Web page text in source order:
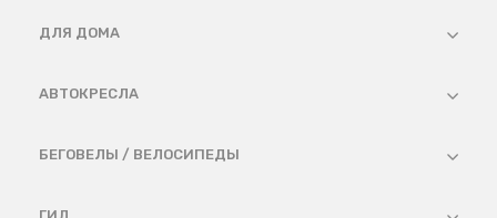
ДЛЯ ДОМА
АВТОКРЕСЛА
БЕГОВЕЛЫ / ВЕЛОСИПЕДЫ